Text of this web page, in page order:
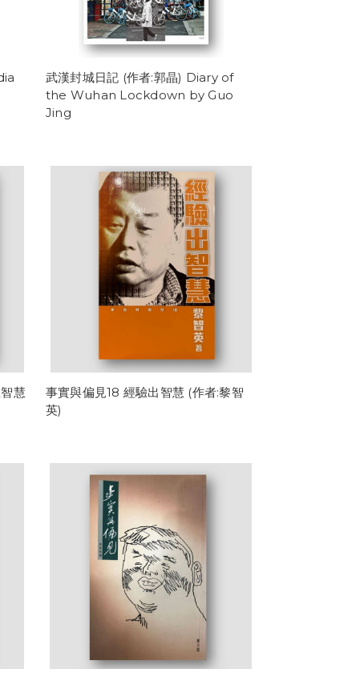
武漢封城日記 (作者:郭晶) Diary of
the Wuhan Lockdown by Guo
Jing
慧
事實與偏見18 經驗出智慧 (作者:黎智
英)